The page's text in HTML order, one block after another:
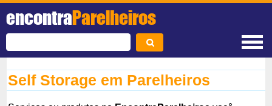
encontraParelheiros
Self Storage em Parelheiros